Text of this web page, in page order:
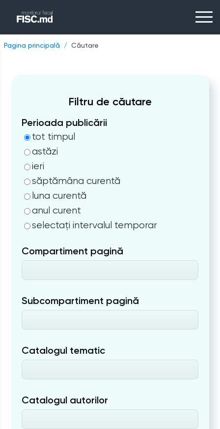
Pagina principală Căutare
Filtru de căutare
Perioada publicării
tot timpul
astăzi
ieri
săptămâna curentă
luna curentă
anul curent
selectați intervalul temporar
Compartiment pagină
Subcompartiment pagină
Catalogul tematic
Catalogul autorilor